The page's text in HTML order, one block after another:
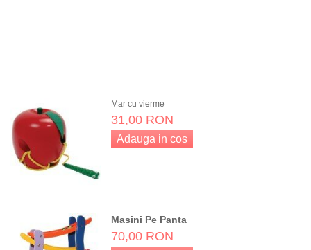
Mar cu vierme
31,00 RON
Masini Pe Panta